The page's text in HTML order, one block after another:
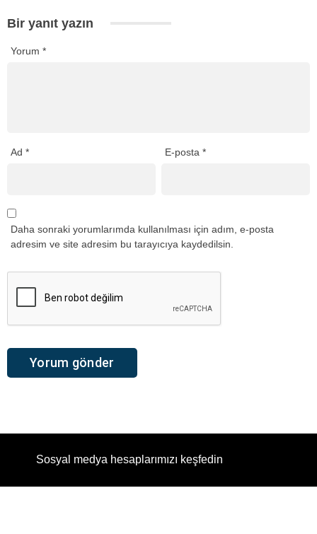
Bir yanıt yazın
Yorum *
Ad * E-posta*
Daha sonraki yorumlarımda kullanılması için adım, e-posta
adresim ve site adresim bu tarayıcıya kaydedilsin.
Sosyal medya hesaplarımızı keşfedin